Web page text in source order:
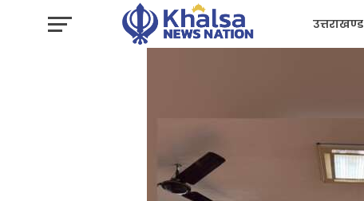
उत्तराखण्ड